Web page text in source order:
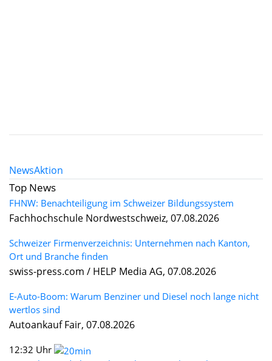
NewsAktion
Top News
FHNW: Benachteiligung im Schweizer Bildungssystem
Fachhochschule Nordwestschweiz, 07.08.2026
Schweizer Firmenverzeichnis: Unternehmen nach Kanton,
Ort und Branche finden
swiss-press.com / HELP Media AG, 07.08.2026
E-Auto-Boom: Warum Benziner und Diesel noch lange nicht
wertlos sind
Autoankauf Fair, 07.08.2026
12:32 Uhr